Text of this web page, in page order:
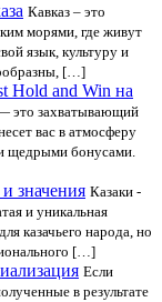
Кавказ – это
морями, где живут
язык, культуру и
[…]
Hold and Win на
это захватывающий
вас в атмосферу
щедрыми бонусами.
значения Казаки -
и уникальная
казачьего народа, но
[…]
Если
в результате